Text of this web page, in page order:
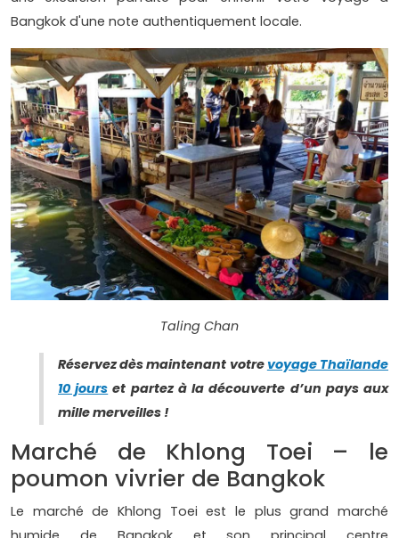
Bangkok d'une note authentiquement locale.
Taling Chan
Réservez dès maintenant votrevoyage Thaïlande
10 jours et partez à la découverte d’un pays aux
mille merveilles !
Marché de Khlong Toei – le
poumon vivrier de Bangkok
Le marché de Khlong Toei est le plus grand marché